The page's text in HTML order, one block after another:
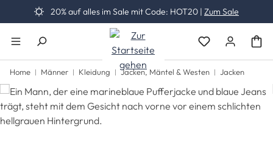
Zum Hauptinhalt springen
20% auf alles im Sale mit Code: HOT20 | Zum Sale
Du hast 0
Home Männer Kleidung Jacken, Mäntel & Westen Jacken
Bildergalerie überspringen